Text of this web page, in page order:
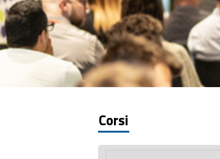
Corsi